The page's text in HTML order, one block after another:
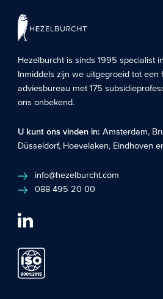
Hezelburcht is sinds 1995 specialist
Inmiddels zijn we uitgegroeid tot een
adviesbureau met 175
ons onbekend.
U kunt ons vinden in:Amsterdam,
Düsseldorf, Hoevelaken, Eindhoven
info@hezelburcht.com
088 495 20 00